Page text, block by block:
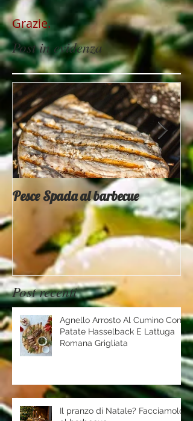
Grazie.
Post in evidenza
Pesce Spada al barbecue
Post recenti
Agnello Arrosto Al Cumino Con
Patate Hasselback E Lattuga
Romana Grigliata
Il pranzo di Natale? Facciamolo